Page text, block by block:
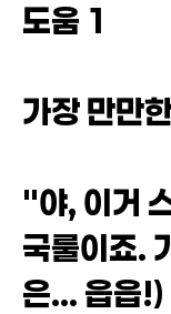
도움 1
가장 만만
"야, 이거
국룰이죠.
은... 읍읍!)